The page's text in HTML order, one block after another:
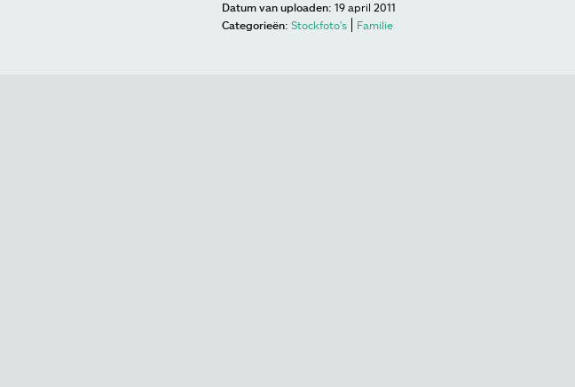
Datum van uploaden: 19 april 2011
Categorieën: Stockfoto's Familie